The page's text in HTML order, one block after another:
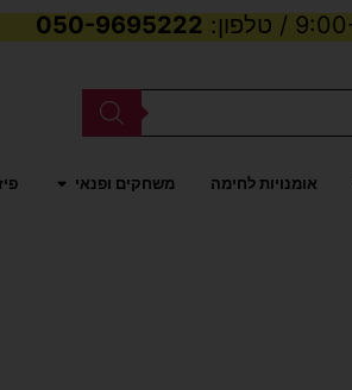
050-9695222
אומנויות לחימה משחקים ופנאי פתח